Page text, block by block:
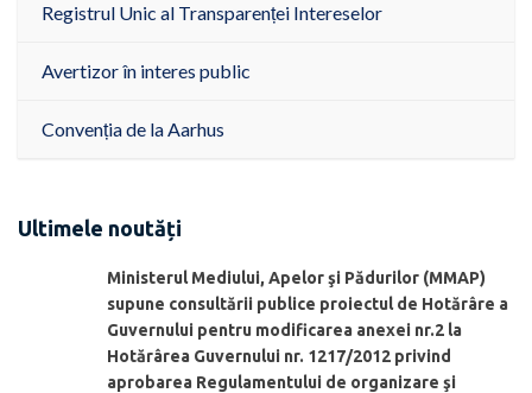
Registrul Unic al Transparenței Intereselor
Avertizor în interes public
Convenția de la Aarhus
Ultimele noutăți
Ministerul Mediului, Apelor şi Pădurilor (MMAP)
supune consultării publice proiectul de Hotărâre a
Guvernului pentru modificarea anexei nr.2 la
Hotărârea Guvernului nr. 1217/2012 privind
aprobarea Regulamentului de organizare şi